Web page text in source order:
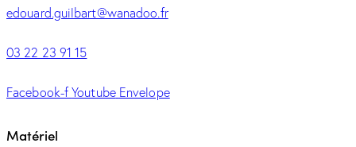
edouard.guilbart@wanadoo.fr
03 22 23 91 15
Facebook-f Youtube Envelope
Matériel